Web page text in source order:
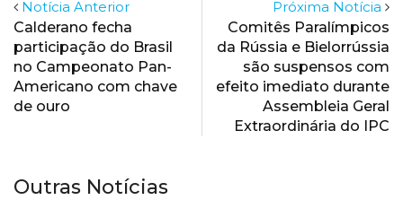
Notícia Anterior
Calderano fecha
participação do Brasil
no Campeonato Pan-
Americano com chave
de ouro
Próxima Notícia
Comitês Paralímpicos
da Rússia e Bielorrússia
são suspensos com
efeito imediato durante
Assembleia Geral
Extraordinária do IPC
Outras Notícias